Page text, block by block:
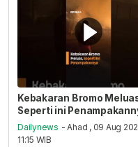
Kebakaran Bromo
Seperti ini
Dailynews - Ahad , 09 Aug
11:15 WIB